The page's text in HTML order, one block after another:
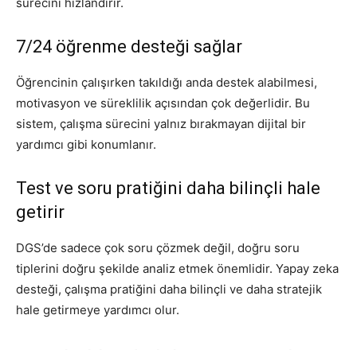
7/24 öğrenme desteği sağlar
Öğrencinin çalışırken takıldığı anda destek alabilmesi,
motivasyon ve süreklilik açısından çok değerlidir. Bu
sistem, çalışma sürecini yalnız bırakmayan dijital bir
yardımcı gibi konumlanır.
Test ve soru pratiğini daha bilinçli hale
getirir
DGS’de sadece çok soru çözmek değil, doğru soru
tiplerini doğru şekilde analiz etmek önemlidir. Yapay zeka
desteği, çalışma pratiğini daha bilinçli ve daha stratejik
hale getirmeye yardımcı olur.